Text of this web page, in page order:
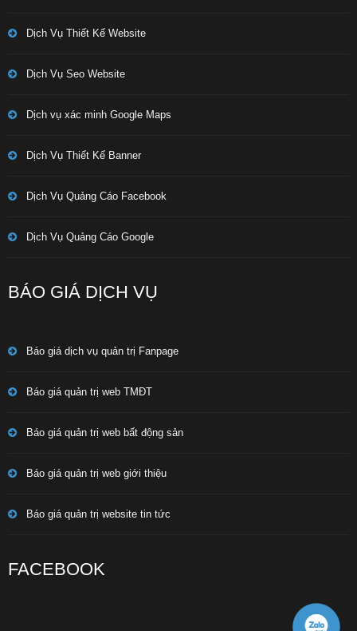
Dịch Vụ Thiết Kế Website
Dịch Vụ Seo Website
Dịch vụ xác minh Google Maps
Dịch Vụ Thiết Kế Banner
Dịch Vụ Quảng Cáo Facebook
Dịch Vụ Quảng Cáo Google
BÁO GIÁ DỊCH VỤ
Báo giá dịch vụ quản trị Fanpage
Báo giá quản trị web TMĐT
Báo giá quản trị web bất động sản
Báo giá quản trị web giới thiệu
Báo giá quản trị website tin tức
FACEBOOK